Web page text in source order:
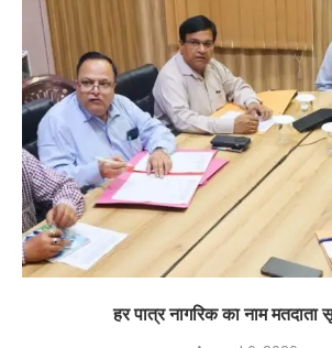
हर पात्र नागरिक का नाम मतदाता